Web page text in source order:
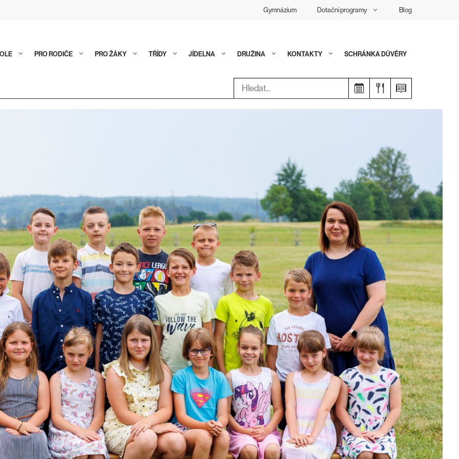
Gymnázium Dotační programy Blog
PRO RODIČE PRO ŽÁKY TŘÍDY JÍDELNA DRUŽINA KONTAKTY SCHRÁNKA DŮVĚRY
Hledat: